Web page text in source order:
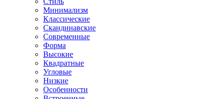
Минимализм
Классические
Скандинавские
Современные
Форма
Высокие
Квадратные
Угловые
Низкие
Особенности